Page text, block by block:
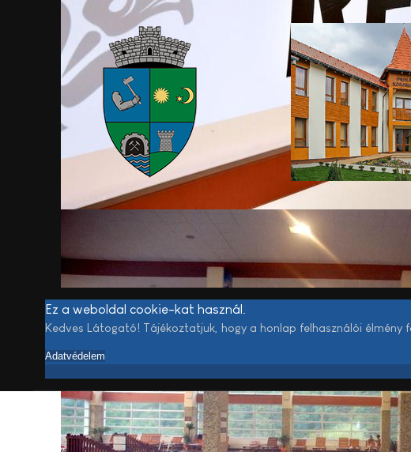
Ez a weboldal cookie-kat használ.
Kedves Látogató! Tájékoztatjuk, hogy a honlap felhasználói
Adatvédelem